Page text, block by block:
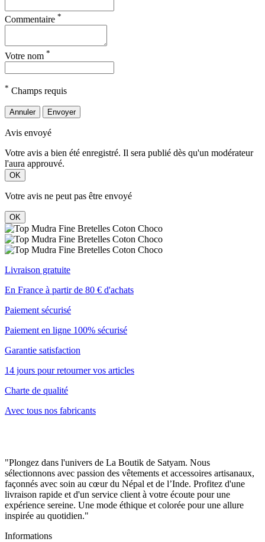
Commentaire *
Votre nom *
* Champs requis
Annuler Envoyer
Avis envoyé
Votre avis a bien été enregistré. Il sera publié dès qu'un modérateur
l'aura approuvé.
OK
Votre avis ne peut pas être envoyé
OK
Livraison gratuite
En France à partir de 80 € d'achats
Paiement sécurisé
Paiement en ligne 100% sécurisé
Garantie satisfaction
14 jours pour retourner vos articles
Charte de qualité
Avec tous nos fabricants
"Plongez dans l'univers de La Boutik de Satyam. Nous
sélectionnons avec passion des vêtements et accessoires artisanaux,
façonnés avec soin au cœur du Népal et de l’Inde. Profitez d'une
livraison rapide et d'un service client à votre écoute pour une
expérience sereine. Une mode éthique et colorée pour une allure
inspirée au quotidien."
Informations